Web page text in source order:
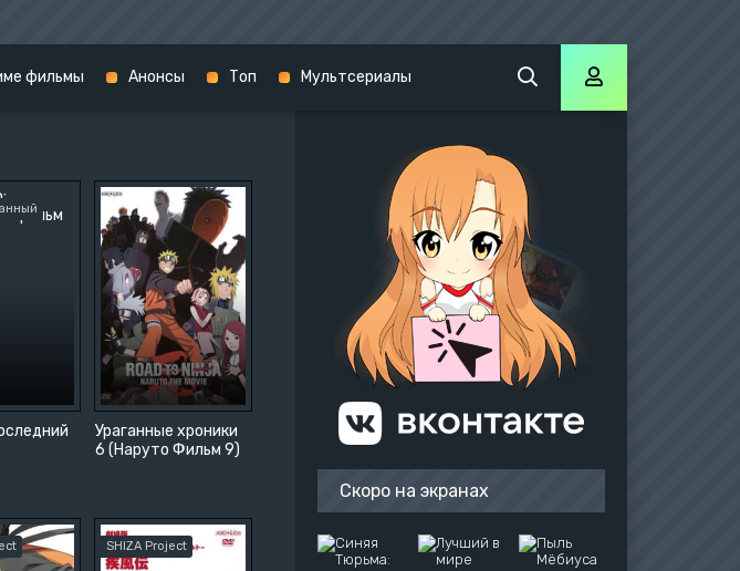
Ураганные хроники
6 (Наруто Фильм 9)
SHIZA Project
Скоро на экранах
фильмы Анонсы Топ Мультсериалы